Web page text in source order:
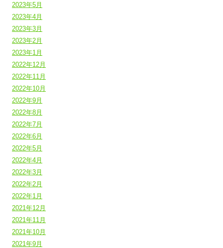
2023年5月
2023年4月
2023年3月
2023年2月
2023年1月
2022年12月
2022年11月
2022年10月
2022年9月
2022年8月
2022年7月
2022年6月
2022年5月
2022年4月
2022年3月
2022年2月
2022年1月
2021年12月
2021年11月
2021年10月
2021年9月